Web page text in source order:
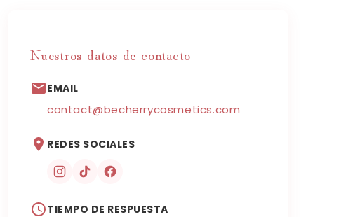
Nuestros datos de contacto
EMAIL
contact@becherrycosmetics.com
REDES SOCIALES
TIEMPO DE RESPUESTA